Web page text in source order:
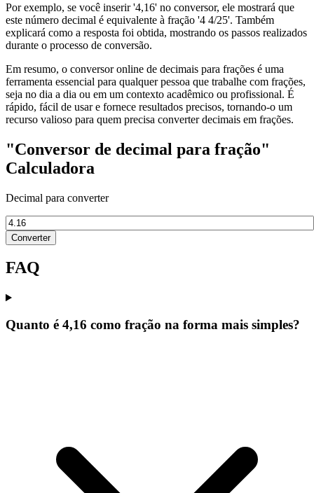
Por exemplo, se você inserir '4,16' no conversor, ele mostrará que
este número decimal é equivalente à fração '4 4/25'. Também
explicará como a resposta foi obtida, mostrando os passos realizados
durante o processo de conversão.
Em resumo, o conversor online de decimais para frações é uma
ferramenta essencial para qualquer pessoa que trabalhe com frações,
seja no dia a dia ou em um contexto acadêmico ou profissional. É
rápido, fácil de usar e fornece resultados precisos, tornando-o um
recurso valioso para quem precisa converter decimais em frações.
"Conversor de decimal para fração"
Calculadora
Decimal para converter
Converter
FAQ
Quanto é 4,16 como fração na forma mais simples?